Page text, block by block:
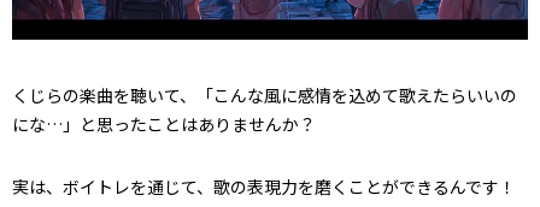
くじらの楽曲を聴いて、「こんな風に感情を込めて歌えたらいいの
にな…」と思ったことはありませんか？
実は、ボイトレを通じて、歌の表現力を磨くことができるんです！